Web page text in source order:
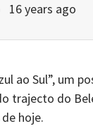
16 years ago
ao Sul”, um
trajecto do
hoje.